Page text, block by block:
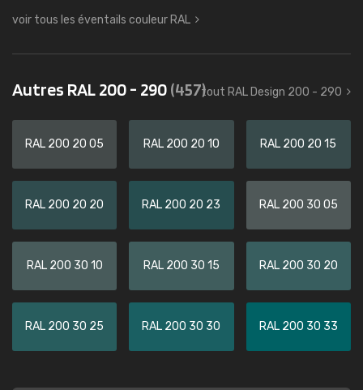
voir tous les éventails couleur RAL
Autres RAL 200 - 290(457)tout RAL Design 200 - 290
RAL 200 20 05 RAL 200 20 10 RAL 200 20 15
RAL 200 20 20 RAL 200 20 23 RAL 200 30 05
RAL 200 30 10 RAL 200 30 15 RAL 200 30 20
RAL 200 30 25 RAL 200 30 30 RAL 200 30 33